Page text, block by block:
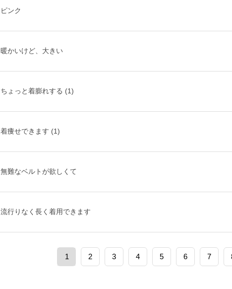
ピンク
暖かいけど、大きい
ちょっと着膨れする (1)
着痩せできます (1)
無難なベルトが欲しくて
流行りなく長く着用できます
1 2 3 4 5 6 7